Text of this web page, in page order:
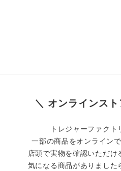
＼ オンラインス
トレジャーファクト
一部の商品をオンライン
店頭で実物を確認いただけ
気になる商品がありました